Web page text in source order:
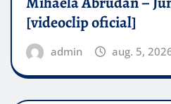
[videoclip oficial]
admin aug. 5,